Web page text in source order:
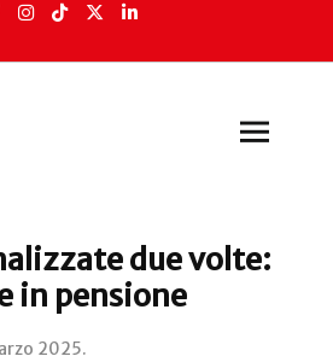
due volte:
in pensione
2025.